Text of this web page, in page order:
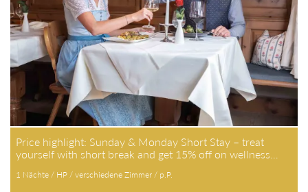
Price highlight: Sunday & Monday Short Stay – treat
yourself with short break and get 15% off on wellness…
1 Nächte / HP / verschiedene Zimmer / p.P.